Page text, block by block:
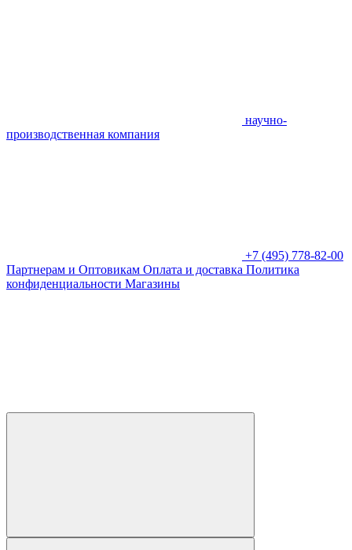
научно-
производственная компания
+7 (495) 778-82-00
Партнерам и Оптовикам Оплата и доставка Политика
конфиденциальности Магазины